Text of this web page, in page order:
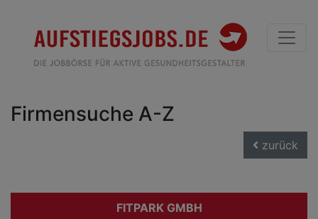
Firmensuche A-Z
zurück
FITPARK GMBH